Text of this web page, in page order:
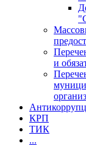
и
КРП
ТИК
...